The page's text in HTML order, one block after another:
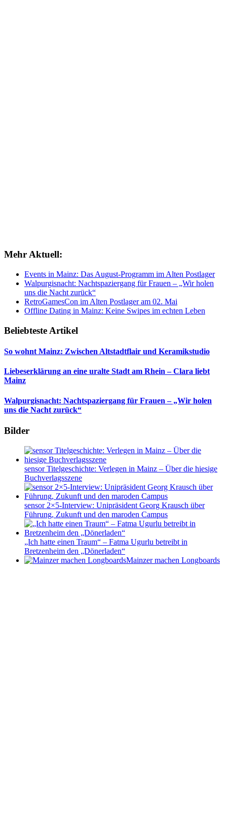
Mehr Aktuell:
Events in Mainz: Das August-Programm im Alten Postlager
Walpurgisnacht: Nachtspaziergang für Frauen – „Wir holen
uns die Nacht zurück“
RetroGamesCon im Alten Postlager am 02. Mai
Offline Dating in Mainz: Keine Swipes im echten Leben
Beliebteste Artikel
So wohnt Mainz: Zwischen Altstadtflair und Keramikstudio
Liebeserklärung an eine uralte Stadt am Rhein – Clara liebt
Mainz
Walpurgisnacht: Nachtspaziergang für Frauen – „Wir holen
uns die Nacht zurück“
Bilder
sensor Titelgeschichte: Verlegen in Mainz – Über die hiesige
Buchverlagsszene
sensor 2×5-Interview: Unipräsident Georg Krausch über
Führung, Zukunft und den maroden Campus
„Ich hatte einen Traum“ – Fatma Ugurlu betreibt in
Bretzenheim den „Dönerladen“
Mainzer machen Longboards